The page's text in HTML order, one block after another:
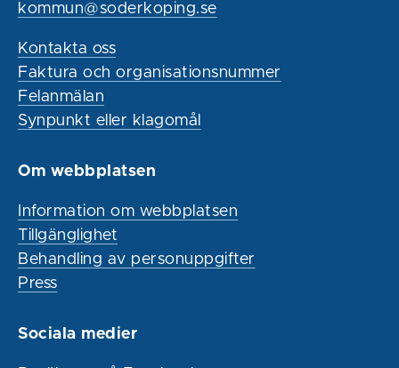
kommun@soderkoping.se
Kontakta oss
Faktura och organisationsnummer
Felanmälan
Synpunkt eller klagomål
Om webbplatsen
Information om webbplatsen
Tillgänglighet
Behandling av personuppgifter
Press
Sociala medier